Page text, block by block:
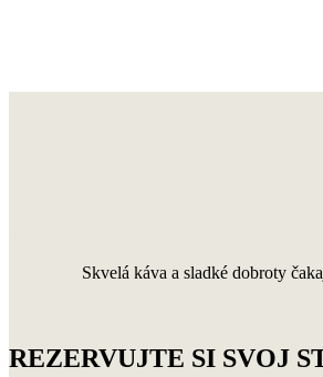
Skvelá káva a sladké dobroty
REZERVUJTE SI SVOJ